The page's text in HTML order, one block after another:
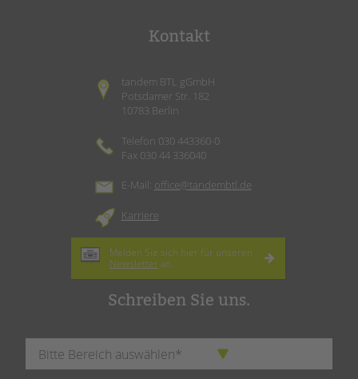
Kontakt
tandem BTL gGmbH
Potsdamer Str. 182
10783 Berlin
Telefon 030 443360-0
Fax 030 44 336040
E-Mail: office@tandembtl.de
Karriere
Melden Sie sich hier für unseren
Newsletter an.
Schreiben Sie uns.